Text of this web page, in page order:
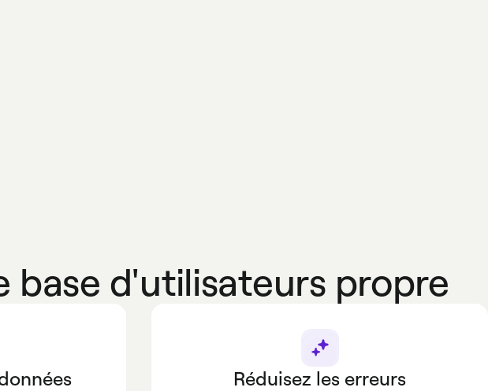
base d'utilisateurs propre
Réduisez les erreurs